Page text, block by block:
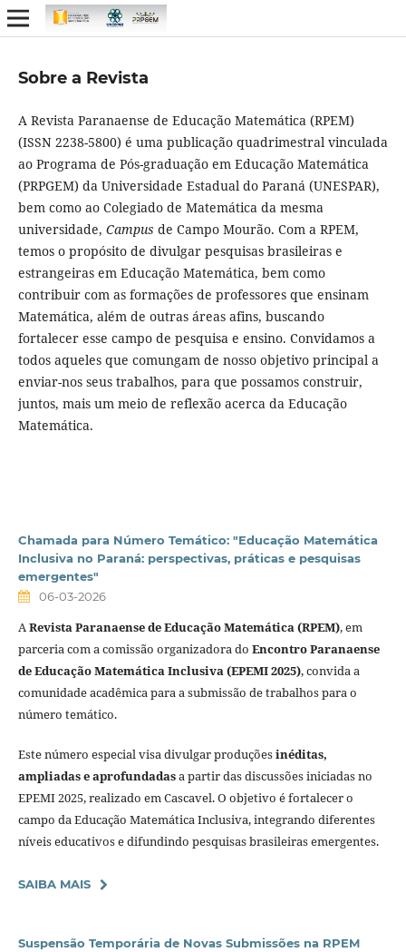
Sobre a Revista
A Revista Paranaense de Educação Matemática (RPEM)
(ISSN 2238-5800) é uma publicação quadrimestral vinculada
ao Programa de Pós-graduação em Educação Matemática
(PRPGEM) da Universidade Estadual do Paraná (UNESPAR),
bem como ao Colegiado de Matemática da mesma
universidade, Campus de Campo Mourão. Com a RPEM,
temos o propósito de divulgar pesquisas brasileiras e
estrangeiras em Educação Matemática, bem como
contribuir com as formações de professores que ensinam
Matemática, além de outras áreas afins, buscando
fortalecer esse campo de pesquisa e ensino. Convidamos a
todos aqueles que comungam de nosso objetivo principal a
enviar-nos seus trabalhos, para que possamos construir,
juntos, mais um meio de reflexão acerca da Educação
Matemática.
Chamada para Número Temático: "Educação Matemática
Inclusiva no Paraná: perspectivas, práticas e pesquisas
emergentes"
06-03-2026
ARevista Paranaense de Educação Matemática (RPEM), em
parceria com a comissão organizadora do Encontro Paranaense
de Educação Matemática Inclusiva (EPEMI 2025), convida a
comunidade acadêmica para a submissão de trabalhos para o
número temático.
Este número especial visa divulgar produçõesinéditas,
ampliadas e aprofundadasa partir das discussões iniciadas no
EPEMI 2025, realizado em Cascavel. O objetivo é fortalecer o
campo da Educação Matemática Inclusiva, integrando diferentes
níveis educativos e difundindo pesquisas brasileiras emergentes.
SAIBA MAIS
Suspensão Temporária de Novas Submissões na RPEM